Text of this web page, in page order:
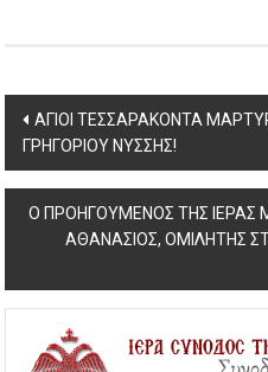
Post
navigation
ΑΓΙΟΙ ΤΕΣΣΑΡΑΚΟΝΤΑ
ΓΡΗΓΟΡΙΟΥ ΝΥΣΣΗΣ!
Ο ΠΡΟΗΓΟΥΜΕΝΟΣ ΤΗΣ ΙΕΡΑΣ
ΑΘΑΝΑΣΙΟΣ, ΟΜΙΛΗΤΗΣ